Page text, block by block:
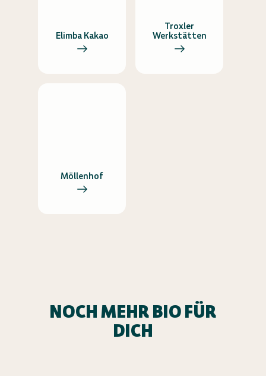
Elimba Kakao
Troxler
Werkstätten
Möllenhof
NOCH MEHR BIO FÜR
DICH